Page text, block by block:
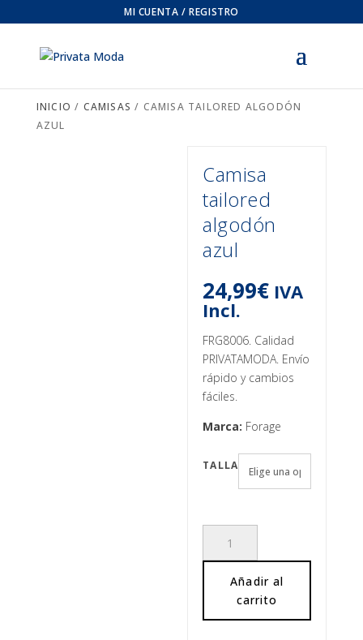
MI CUENTA / REGISTRO
INICIO / CAMISAS / CAMISA TAILORED ALGODÓN
AZUL
Camisa
tailored
algodón
azul
24,99€ IVA
Incl.
FRG8006. Calidad
PRIVATAMODA. Envío
rápido y cambios
fáciles.
Marca: Forage
TALLA
tailored
cantidad
Añadir al
carrito